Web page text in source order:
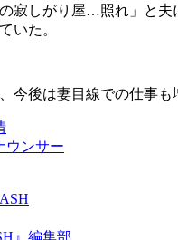
寂しがり屋…照れ」と夫
いた。
今後は妻目線での仕事も
ウンサー
』編集部